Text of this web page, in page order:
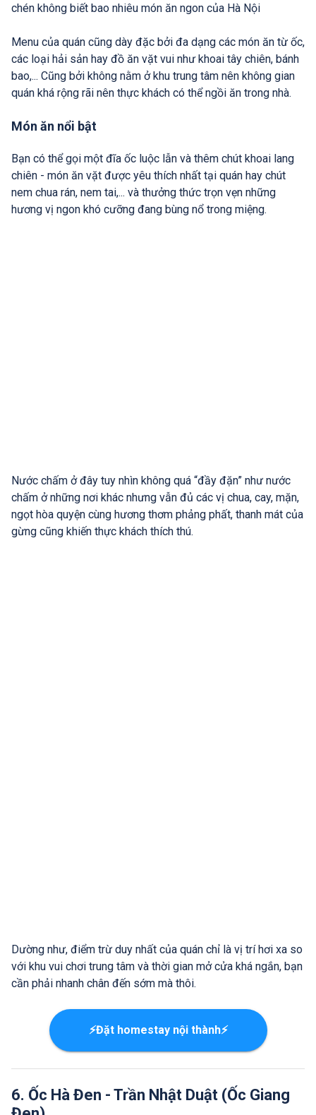
chén không biết bao nhiêu món ăn ngon của Hà Nội
Menu của quán cũng dày đặc bởi đa dạng các món ăn từ ốc,
các loại hải sản hay đồ ăn vặt vui như khoai tây chiên, bánh
bao,... Cũng bởi không nằm ở khu trung tâm nên không gian
quán khá rộng rãi nên thực khách có thể ngồi ăn trong nhà.
Món ăn nổi bật
Bạn có thể gọi một đĩa ốc luộc lẫn và thêm chút khoai lang
chiên - món ăn vặt được yêu thích nhất tại quán hay chút
nem chua rán, nem tai,... và thưởng thức trọn vẹn những
hương vị ngon khó cưỡng đang bùng nổ trong miệng.
Nước chấm ở đây tuy nhìn không quá “đầy đặn” như nước
chấm ở những nơi khác nhưng vẫn đủ các vị chua, cay, mặn,
ngọt hòa quyện cùng hương thơm phảng phất, thanh mát của
gừng cũng khiến thực khách thích thú.
Dường như, điểm trừ duy nhất của quán chỉ là vị trí hơi xa so
với khu vui chơi trung tâm và thời gian mở cửa khá ngắn, bạn
cần phải nhanh chân đến sớm mà thôi.
⚡Đặt homestay nội thành⚡
6. Ốc Hà Đen - Trần Nhật Duật (Ốc Giang